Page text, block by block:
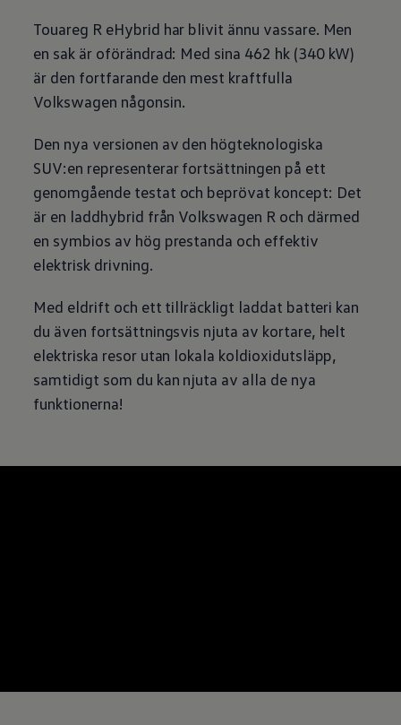
Touareg R eHybrid har blivit ännu vassare. Men
en sak är oförändrad: Med sina 462 hk (340 kW)
är den fortfarande den mest kraftfulla
Volkswagen någonsin.
Den nya versionen av den högteknologiska
SUV:en representerar fortsättningen på ett
genomgående testat och beprövat koncept: Det
är en laddhybrid från Volkswagen R och därmed
en symbios av hög prestanda och effektiv
elektrisk drivning.
Med eldrift och ett tillräckligt laddat batteri kan
du även fortsättningsvis njuta av kortare, helt
elektriska resor utan lokala koldioxidutsläpp,
samtidigt som du kan njuta av alla de nya
funktionerna!